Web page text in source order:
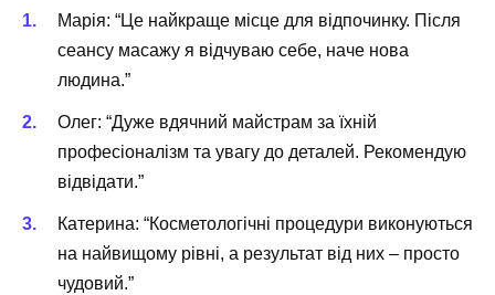
Марія: “Це найкраще місце для відпочинку. Після
сеансу масажу я відчуваю себе, наче нова
людина.”
Олег: “Дуже вдячний майстрам за їхній
професіоналізм та увагу до деталей. Рекомендую
відвідати.”
Катерина: “Косметологічні процедури виконуються
на найвищому рівні, а результат від них – просто
чудовий.”